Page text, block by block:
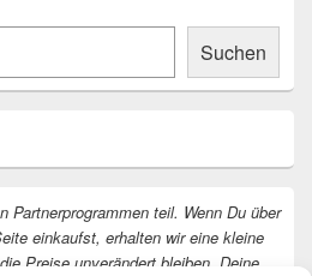
Suchen
Partnerprogrammen teil. Wenn Du über
einkaufst, erhalten wir eine kleine
Preise unverändert bleiben. Deine